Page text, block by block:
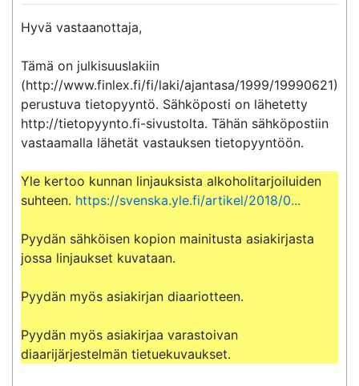
Hyvä vastaanottaja,
Tämä on julkisuuslakiin
(http://www.finlex.fi/fi/laki/ajantasa/1999/19990621)
perustuva tietopyyntö. Sähköposti on lähetetty
http://tietopyynto.fi-sivustolta. Tähän sähköpostiin
vastaamalla lähetät vastauksen tietopyyntöön.
Yle kertoo kunnan linjauksista alkoholitarjoiluiden
suhteen. https://svenska.yle.fi/artikel/2018/0...
Pyydän sähköisen kopion mainitusta asiakirjasta
jossa linjaukset kuvataan.
Pyydän myös asiakirjan diaariotteen.
Pyydän myös asiakirjaa varastoivan
diaarijärjestelmän tietuekuvaukset.